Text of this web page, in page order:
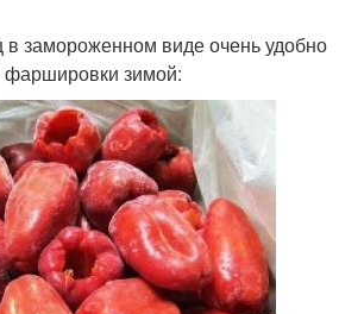
в замороженном виде очень удобно
фаршировки зимой: